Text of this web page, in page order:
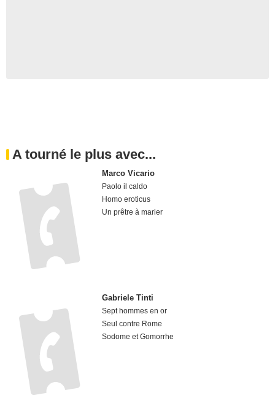
A tourné le plus avec...
Marco Vicario
Paolo il caldo
Homo eroticus
Un prêtre à marier
Gabriele Tinti
Sept hommes en or
Seul contre Rome
Sodome et Gomorrhe